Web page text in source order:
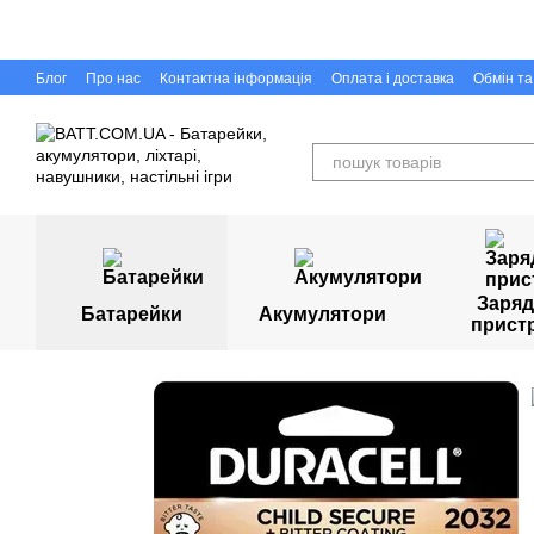
Блог Про нас Контактна інформація Оплата і доставка
Обмін
Батарейки Акумулятори